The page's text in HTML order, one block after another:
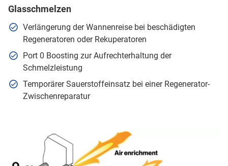
Glasschmelzen
Verlängerung der Wannenreise bei beschädigten
Regeneratoren oder Rekuperatoren
Port 0 Boosting zur Aufrechterhaltung der
Schmelzleistung
Temporärer Sauerstoffeinsatz bei einer Regenerator-
Zwischenreparatur